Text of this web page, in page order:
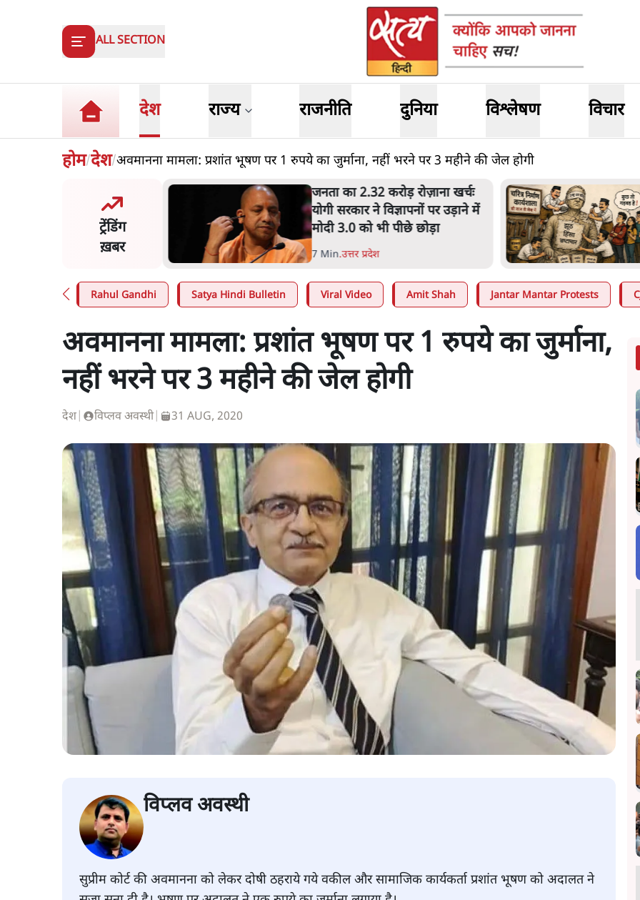
ALL SECTION
देश राज्य राजनीति दुनिया विश्लेषण विचार
होम/देश/अवमानना मामला: प्रशांत भूषण पर 1 रुपये का जुर्माना, नहीं भरने पर 3 महीने की जेल होगी
ट्रेंडिंग
ख़बर
2.32 करोड़ रोज़ाना खर्चः
ने विज्ञापनों पर उड़ाने में
को भी पीछे छोड़ा
उलटबांसीः राष्ट्र के चरित्र की मरम्मत
जारी है
11 Min.व्यंग्य/उलटबाँसी
Rahul Gandhi Satya Hindi Bulletin Viral Video Amit Shah Jantar Mantar Protests
अवमानना मामला: प्रशांत भूषण पर 1 रुपये का जुर्माना,
नहीं भरने पर 3 महीने की जेल होगी
देश विप्लव अवस्थी| 31 AUG, 2020
विप्लव अवस्थी
सुप्रीम कोर्ट की अवमानना को लेकर दोषी ठहराये गये वकील और सामाजिक कार्यकर्ता प्रशांत भूषण को अदालत ने